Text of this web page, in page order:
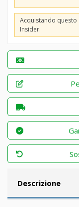
Acquistando
Insider.
Descrizione